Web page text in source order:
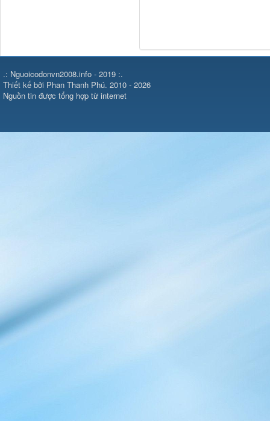
.: Nguoicodonvn2008.info - 2019 :.
Thiết kế bởi Phan Thanh Phú. 2010 - 2026
Nguồn tin được tổng hợp từ internet